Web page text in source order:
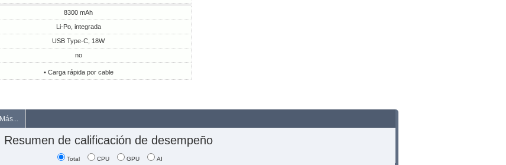
8300 mAh
Li-Po, integrada
USB Type-C, 18W
no
• Carga rápida por cable
Más...
Resumen de calificación de desempeño
Total CPU GPU AI